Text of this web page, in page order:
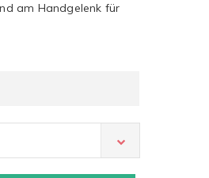
am Handgelenk für